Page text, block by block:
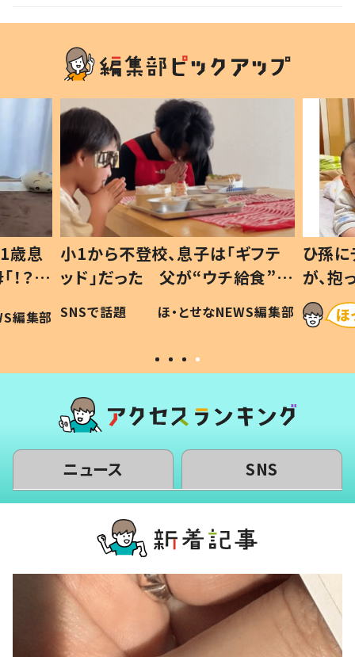
歳息
？」
編集部
小1から不登校、息子は「ギフテ
ッド」だった 父が“ウチ給食”を
作り続ける理由とは #令和の親
#令和の子
SNSで話題 ほ・とせなNEWS編集部
ひ孫
が、
「涙が
い」
ニュース SNS